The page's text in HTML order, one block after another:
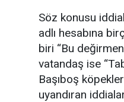
Söz konusu
adlı hesabına
biri “Bu
vatandaş ise “
Başıboş
uyandıran